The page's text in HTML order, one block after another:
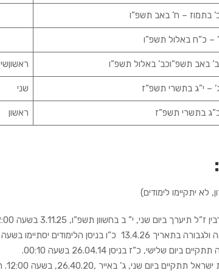
בתמוז – ח’ באב תשפ”ו
– כ”ח באלול תשפ”ו
באב תשפ”וכב’ באלול תשפ”ו
– י”ג בתשרי תשפ”ז שני
בתשרי תשפ”ז ראשון
:
לא יתקיימו לימודים)
ביום שני, י” ב בחשוון תשפ”ו, 3.11.25 בשעה 12:00.
בניסן הלימודים יסתיימו בשעה 18:00.
שלישי, כ”ז בניסן 26.04.14 בשעה 00:10.
,26.40.20, בשעה 12:00. הלימודים ביום זה ייפסקו בשעה 18:00.